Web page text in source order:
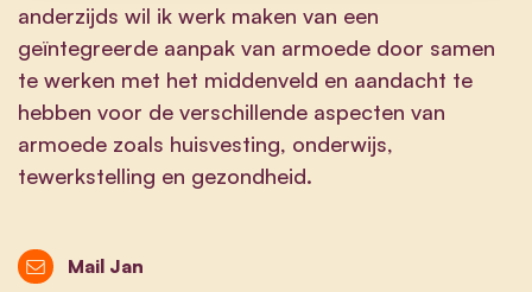
anderzijds wil ik werk maken van een
geïntegreerde aanpak van armoede door samen
te werken met het middenveld en aandacht te
hebben voor de verschillende aspecten van
armoede zoals huisvesting, onderwijs,
tewerkstelling en gezondheid.
Mail Jan